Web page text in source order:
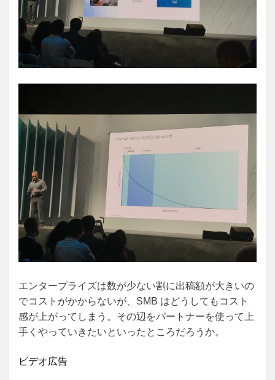
エンタープライズは数が少ない割に出稿額が大きいの
でコストがかからないが、SMB はどうしてもコスト
感が上がってしまう。その辺をパートナーを使って上
手くやっていきたいといったところだろうか。
ビデオ広告